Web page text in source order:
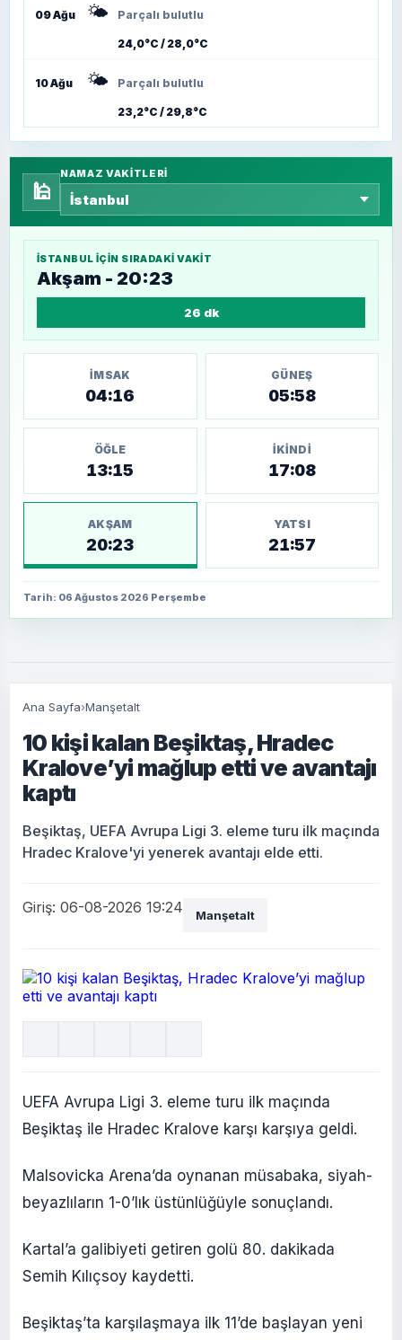
09 Ağu 🌤️ Parçalı bulutlu
24,0°C / 28,0°C
10 Ağu 🌤️ Parçalı bulutlu
23,2°C / 29,8°C
🕌
NAMAZ VAKITLERI
İSTANBUL IÇIN SIRADAKI VAKIT
Akşam - 20:23
26 dk
İMSAK
04:16
GÜNEŞ
05:58
ÖĞLE
13:15
İKINDI
17:08
AKŞAM
20:23
YATSI
21:57
Tarih: 06 Ağustos 2026 Perşembe
Ana Sayfa›Manşetalt
10 kişi kalan Beşiktaş, Hradec
Kralove’yi mağlup etti ve avantajı
kaptı
Beşiktaş, UEFA Avrupa Ligi 3. eleme turu ilk maçında
Hradec Kralove'yi yenerek avantajı elde etti.
Giriş: 06-08-2026 19:24 Manşetalt
UEFA Avrupa Ligi 3. eleme turu ilk maçında
Beşiktaş ile Hradec Kralove karşı karşıya geldi.
Malsovicka Arena’da oynanan müsabaka, siyah-
beyazlıların 1-0’lık üstünlüğüyle sonuçlandı.
Kartal’a galibiyeti getiren golü 80. dakikada
Semih Kılıçsoy kaydetti.
Beşiktaş’ta karşılaşmaya ilk 11’de başlayan yeni